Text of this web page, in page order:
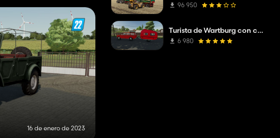
16 de enero de 2023
96 950
Turista de Wartburg con caravana
6 980